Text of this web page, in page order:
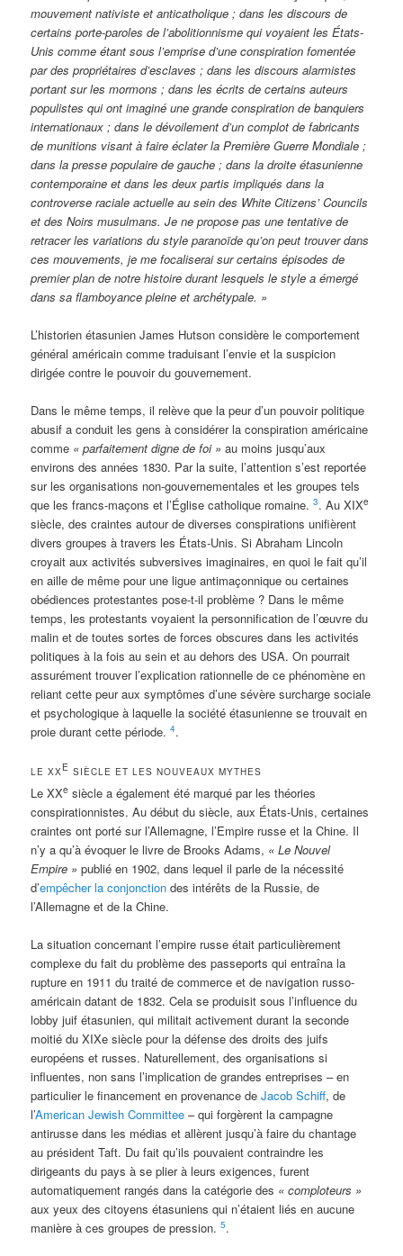
mouvement nativiste et anticatholique ; dans les discours de
certains porte-paroles de l’abolitionnisme qui voyaient les États-
Unis comme étant sous l’emprise d’une conspiration fomentée
par des propriétaires d’esclaves ; dans les discours alarmistes
portant sur les mormons ; dans les écrits de certains auteurs
populistes qui ont imaginé une grande conspiration de banquiers
internationaux ; dans le dévoilement d’un complot de fabricants
de munitions visant à faire éclater la Première Guerre Mondiale ;
dans la presse populaire de gauche ; dans la droite étasunienne
contemporaine et dans les deux partis impliqués dans la
controverse raciale actuelle au sein des White Citizens’ Councils
et des Noirs musulmans. Je ne propose pas une tentative de
retracer les variations du style paranoïde qu’on peut trouver dans
ces mouvements, je me focaliserai sur certains épisodes de
premier plan de notre histoire durant lesquels le style a émergé
dans sa flamboyance pleine et archétypale. »
L’historien étasunien James Hutson considère le comportement
général américain comme traduisant l’envie et la suspicion
dirigée contre le pouvoir du gouvernement.
Dans le même temps, il relève que la peur d’un pouvoir politique
abusif a conduit les gens à considérer la conspiration américaine
comme « parfaitement digne de foi » au moins jusqu’aux
environs des années 1830. Par la suite, l’attention s’est reportée
sur les organisations non-gouvernementales et les groupes tels
que les francs-maçons et l’Église catholique romaine.3. Au XIXe
siècle, des craintes autour de diverses conspirations unifièrent
divers groupes à travers les États-Unis. Si Abraham Lincoln
croyait aux activités subversives imaginaires, en quoi le fait qu’il
en aille de même pour une ligue antimaçonnique ou certaines
obédiences protestantes pose-t-il problème ? Dans le même
temps, les protestants voyaient la personnification de l’œuvre du
malin et de toutes sortes de forces obscures dans les activités
politiques à la fois au sein et au dehors des USA. On pourrait
assurément trouver l’explication rationnelle de ce phénomène en
reliant cette peur aux symptômes d’une sévère surcharge sociale
et psychologique à laquelle la société étasunienne se trouvait en
proie durant cette période.4.
LE XXE SIÈCLE ET LES NOUVEAUX MYTHES
Le XXe siècle a également été marqué par les théories
conspirationnistes. Au début du siècle, aux États-Unis, certaines
craintes ont porté sur l’Allemagne, l’Empire russe et la Chine. Il
n’y a qu’à évoquer le livre de Brooks Adams, «Le Nouvel
Empire » publié en 1902, dans lequel il parle de la nécessité
d’empêcher la conjonction des intérêts de la Russie, de
l’Allemagne et de la Chine.
La situation concernant l’empire russe était particulièrement
complexe du fait du problème des passeports qui entraîna la
rupture en 1911 du traité de commerce et de navigation russo-
américain datant de 1832. Cela se produisit sous l’influence du
lobby juif étasunien, qui militait activement durant la seconde
moitié du XIXe siècle pour la défense des droits des juifs
européens et russes. Naturellement, des organisations si
influentes, non sans l’implication de grandes entreprises – en
particulier le financement en provenance deJacob Schiff, de
l’American Jewish Committee – qui forgèrent la campagne
antirusse dans les médias et allèrent jusqu’à faire du chantage
au président Taft. Du fait qu’ils pouvaient contraindre les
dirigeants du pays à se plier à leurs exigences, furent
automatiquement rangés dans la catégorie des « comploteurs »
aux yeux des citoyens étasuniens qui n’étaient liés en aucune
manière à ces groupes de pression.5.